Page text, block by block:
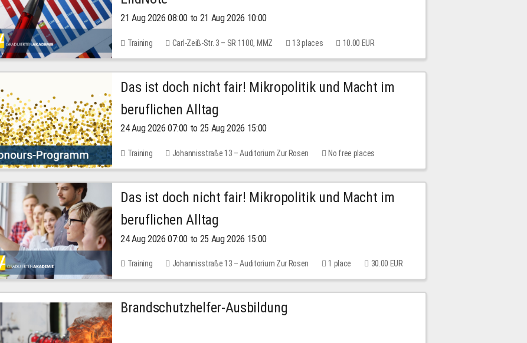
21 Aug 2026 08:00 to 21 Aug 2026 10:00
Training Carl-Zeiß-Str. 3 – SR 1100, MMZ 13 places 10.00 EUR
Das ist doch nicht fair! Mikropolitik und Macht im
beruflichen Alltag
24 Aug 2026 07:00 to 25 Aug 2026 15:00
Training Johannisstraße 13 – Auditorium Zur Rosen No free places
Das ist doch nicht fair! Mikropolitik und Macht im
beruflichen Alltag
24 Aug 2026 07:00 to 25 Aug 2026 15:00
Training Johannisstraße 13 – Auditorium Zur Rosen 1 place 30.00 EUR
Brandschutzhelfer-Ausbildung